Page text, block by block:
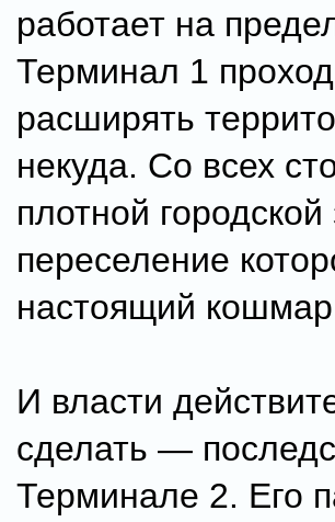
работает на
Терминал 1
расширять
некуда. Со всех
плотной
переселение
настоящий
И власти
сделать —
Терминале 2. Его